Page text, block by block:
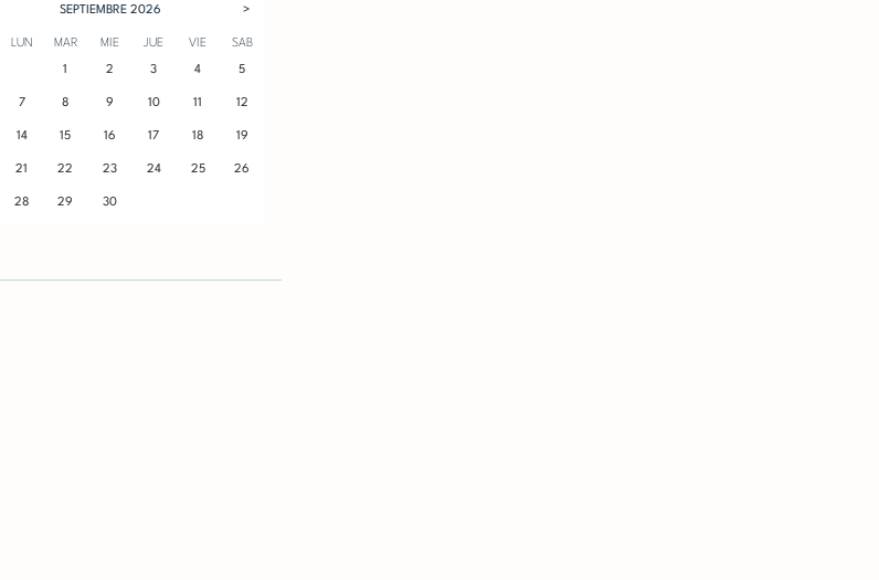
SEPTIEMBRE 2026 >
LUN MAR MIE JUE VIE SAB
1 2 3 4 5
7 8 9 10 11 12
14 15 16 17 18 19
21 22 23 24 25 26
28 29 30